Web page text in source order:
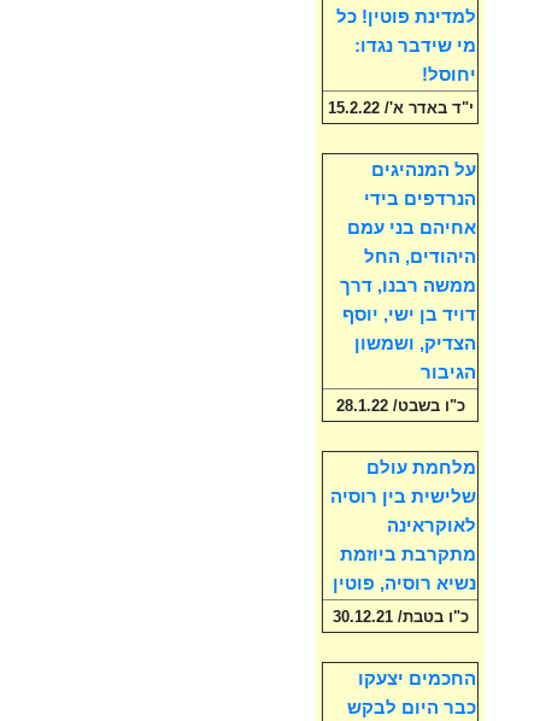
למדינת פוטין! כל
מי שידבר נגדו:
יחוסל!
י"ד באדר א'/ 15.2.22
על המנהיגים
הנרדפים בידי
אחיהם בני עמם
היהודים, החל
ממשה רבנו, דרך
דויד בן ישי, יוסף
הצדיק, ושמשון
הגיבור
כ"ו בשבט/ 28.1.22
מלחמת עולם
שלישית בין רוסיה
לאוקראינה
מתקרבת ביוזמת
נשיא רוסיה, פוטין
כ"ו בטבת/ 30.12.21
החכמים יצעקו
כבר היום לבקש